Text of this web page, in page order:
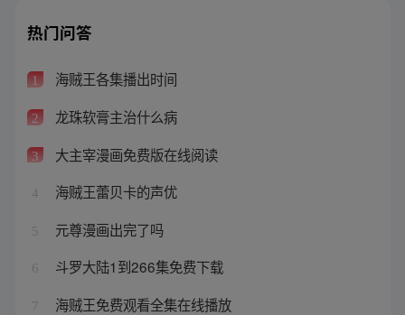
热门问答
1 海贼王各集播出时间
2 龙珠软膏主治什么病
3 大主宰漫画免费版在线阅读
4 海贼王蕾贝卡的声优
5 元尊漫画出完了吗
6 斗罗大陆1到266集免费下载
7 海贼王免费观看全集在线播放